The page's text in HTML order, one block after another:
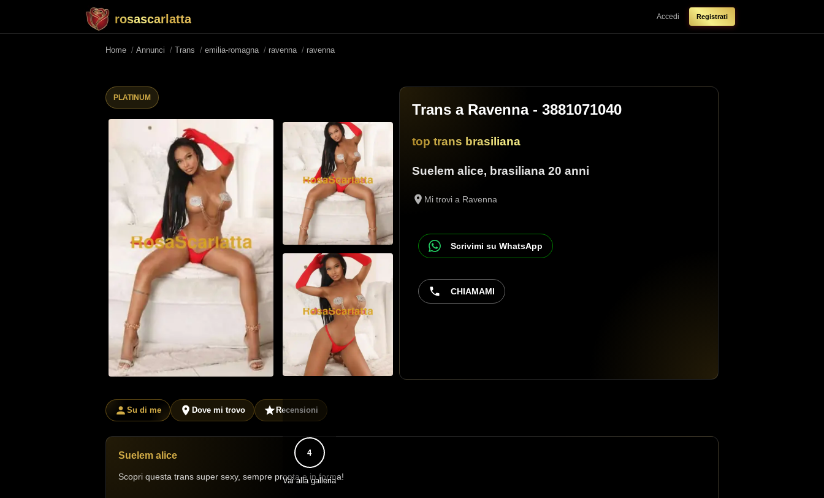
rosascarlatta Accedi Registrati
Home / Annunci / Trans / emilia-romagna / ravenna / ravenna
Trans a Ravenna- 3881071040
top trans brasiliana
Suelem alice, brasiliana 20 anni
Mi trovi a Ravenna
Scrivimi su WhatsApp
CHIAMAMI
PLATINUM
4
Vai alla galleria
Su di me Dove mi trovo Recensioni
Suelem alice
Scopri questa trans super sexy, sempre pronta e in forma!